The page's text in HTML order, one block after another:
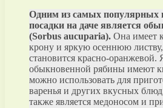
Одним из самых популярных
посадки на даче является
(Sorbus aucuparia). Она имеет
крону и яркую осеннюю листву,
становится красно-оранжевой.
обыкновенной рябины имеют
можно использовать для
варенья и других вкусных
также является медоносом и